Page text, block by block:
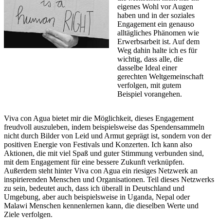
eigenes Wohl vor Augen
haben und in der soziales
Engagement ein genauso
alltägliches Phänomen wie
Erwerbsarbeit ist. Auf dem
Weg dahin halte ich es für
wichtig, dass alle, die
dasselbe Ideal einer
gerechten Weltgemeinschaft
verfolgen, mit gutem
Beispiel vorangehen.
Viva con Agua bietet mir die Möglichkeit, dieses Engagement
freudvoll auszuleben, indem beispielsweise das Spendensammeln
nicht durch Bilder von Leid und Armut geprägt ist, sondern von der
positiven Energie von Festivals und Konzerten. Ich kann also
Aktionen, die mit viel Spaß und guter Stimmung verbunden sind,
mit dem Engagement für eine bessere Zukunft verknüpfen.
Außerdem steht hinter Viva con Agua ein riesiges Netzwerk an
inspirierenden Menschen und Organisationen. Teil dieses Netzwerks
zu sein, bedeutet auch, dass ich überall in Deutschland und
Umgebung, aber auch beispielsweise in Uganda, Nepal oder
Malawi Menschen kennenlernen kann, die dieselben Werte und
Ziele verfolgen.